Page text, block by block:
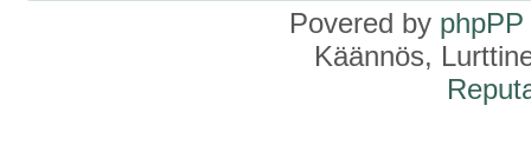
Povered by phpPP
Käännös,